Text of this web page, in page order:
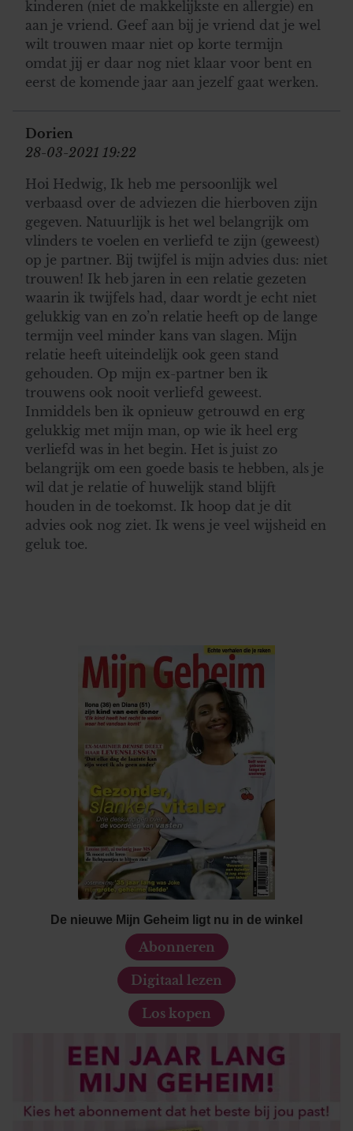
kinderen (niet de makkelijkste en allergie) en
aan je vriend. Geef aan bij je vriend dat je wel
wilt trouwen maar niet op korte termijn
omdat jij er daar nog niet klaar voor bent en
eerst de komende jaar aan jezelf gaat werken.
Dorien
28-03-2021 19:22
Hoi Hedwig, Ik heb me persoonlijk wel
verbaasd over de adviezen die hierboven zijn
gegeven. Natuurlijk is het wel belangrijk om
vlinders te voelen en verliefd te zijn (geweest)
op je partner. Bij twijfel is mijn advies dus: niet
trouwen! Ik heb jaren in een relatie gezeten
waarin ik twijfels had, daar wordt je echt niet
gelukkig van en zo’n relatie heeft op de lange
termijn veel minder kans van slagen. Mijn
relatie heeft uiteindelijk ook geen stand
gehouden. Op mijn ex-partner ben ik
trouwens ook nooit verliefd geweest.
Inmiddels ben ik opnieuw getrouwd en erg
gelukkig met mijn man, op wie ik heel erg
verliefd was in het begin. Het is juist zo
belangrijk om een goede basis te hebben, als je
wil dat je relatie of huwelijk stand blijft
houden in de toekomst. Ik hoop dat je dit
advies ook nog ziet. Ik wens je veel wijsheid en
geluk toe.
De nieuwe Mijn Geheim ligt nu in de winkel
Abonneren
Digitaal lezen
Los kopen